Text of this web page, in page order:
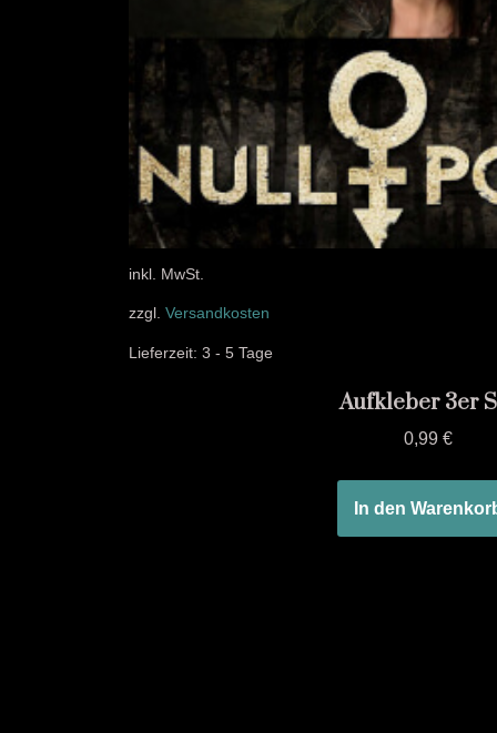
inkl. MwSt.
zzgl. Versandkosten
Lieferzeit: 3 - 5 Tage
Aufkleber 3er
0,99€
In den